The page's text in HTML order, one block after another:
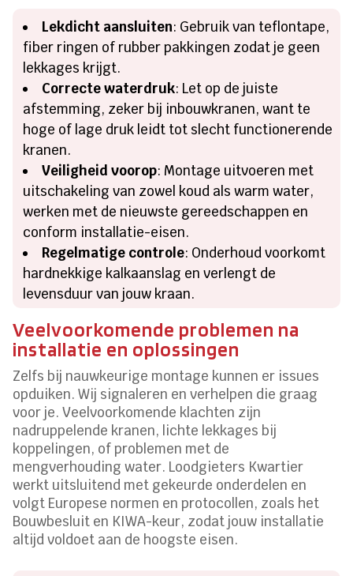
Lekdicht aansluiten: Gebruik van teflontape,
fiber ringen of rubber pakkingen zodat je geen
lekkages krijgt.
Correcte waterdruk: Let op de juiste
afstemming, zeker bij inbouwkranen, want te
hoge of lage druk leidt tot slecht functionerende
kranen.
Veiligheid voorop: Montage uitvoeren met
uitschakeling van zowel koud als warm water,
werken met de nieuwste gereedschappen en
conform installatie-eisen.
Regelmatige controle: Onderhoud voorkomt
hardnekkige kalkaanslag en verlengt de
levensduur van jouw kraan.
Veelvoorkomende problemen na
installatie en oplossingen
Zelfs bij nauwkeurige montage kunnen er issues
opduiken. Wij signaleren en verhelpen die graag
voor je. Veelvoorkomende klachten zijn
nadruppelende kranen, lichte lekkages bij
koppelingen, of problemen met de
mengverhouding water. Loodgieters Kwartier
werkt uitsluitend met gekeurde onderdelen en
volgt Europese normen en protocollen, zoals het
Bouwbesluit en KIWA-keur, zodat jouw installatie
altijd voldoet aan de hoogste eisen.